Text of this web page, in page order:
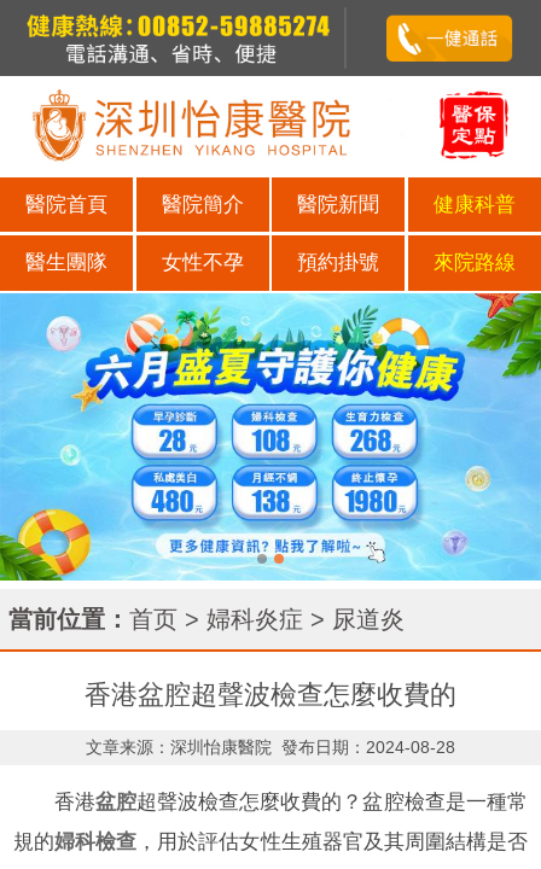
醫院首頁 醫院簡介 醫院新聞 健康科普
醫生團隊 女性不孕 預約掛號 來院路線
當前位置： 首页 > 婦科炎症 > 尿道炎
香港盆腔超聲波檢查怎麼收費的
文章来源：深圳怡康醫院 發布日期：2024-08-28
香港盆腔超聲波檢查怎麼收費的？盆腔檢查是一種常
規的婦科檢查 ，用於評估女性生殖器官及其周圍結構是否